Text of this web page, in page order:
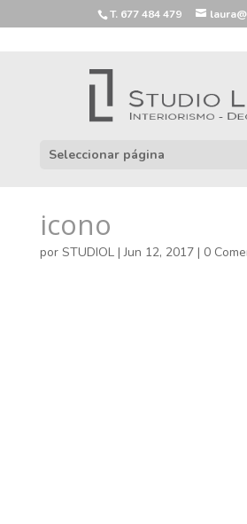
T. 677 484 479
Seleccionar página
icono
por STUDIOL|Jun 12, 2017| 0